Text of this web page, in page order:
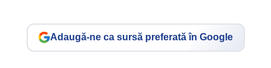
Adaugă-ne ca sursă preferată în Google